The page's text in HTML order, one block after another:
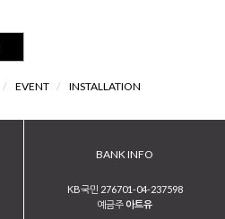
/ EVENT / INSTALLATION
BANK INFO
KB국민 276701-04-237598
예금주 아트유